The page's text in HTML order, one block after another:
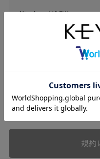
この会員規約（以下「本
式会社ケユカ事業部（以
する一連のサービスに関
本規約は、会員と弊社と
切の関係に適用されるも
弊社が一連のサービスを
ら個別規定はその名称の
規約